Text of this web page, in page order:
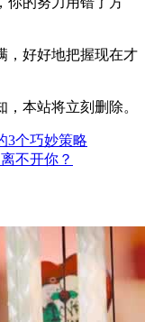
，好好地把握现在才
本站将立刻删除。
3个巧妙策略
不开你？